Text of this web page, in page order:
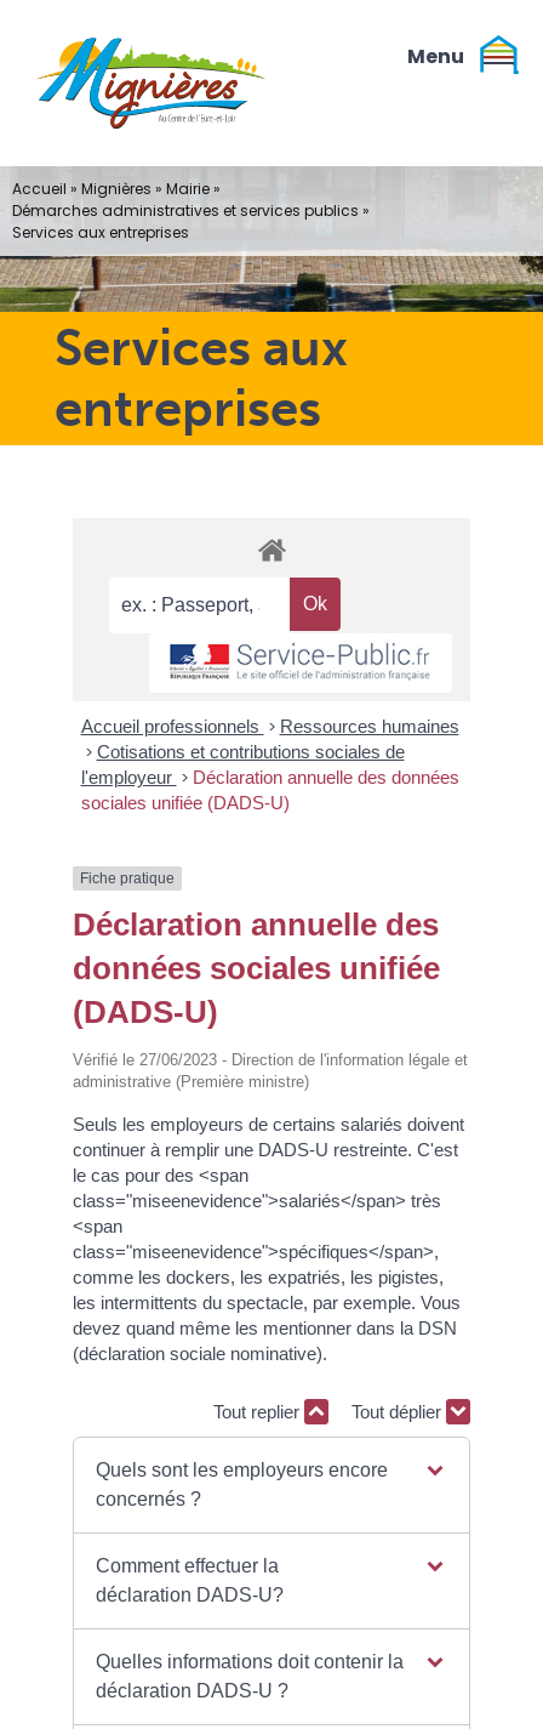
contenu
Services aux
entreprises
Accueil » Mignières » Mairie»
Démarches administratives et services publics »
Services aux entreprises
Accueil professionnels > Ressources humaines
> Cotisations et contributions sociales de
l'employeur > Déclaration annuelle des données
sociales unifiée (DADS-U)
Fiche pratique
Déclaration annuelle des
données sociales unifiée
(DADS-U)
Vérifié le 27/06/2023 - Direction de l'information légale et
administrative (Première ministre)
Seuls les employeurs de certains salariés doivent
continuer à remplir une DADS-U restreinte. C'est
le cas pour des <span
class="miseenevidence">salariés</span> très
<span
class="miseenevidence">spécifiques</span>,
comme les dockers, les expatriés, les pigistes,
les intermittents du spectacle, par exemple. Vous
devez quand même les mentionner dans la DSN
(déclaration sociale nominative).
Tout replier Tout déplier
Quels sont les employeurs encore
concernés ?
Comment effectuer la
déclaration DADS-U?
Quelles informations doit contenir la
déclaration DADS-U ?